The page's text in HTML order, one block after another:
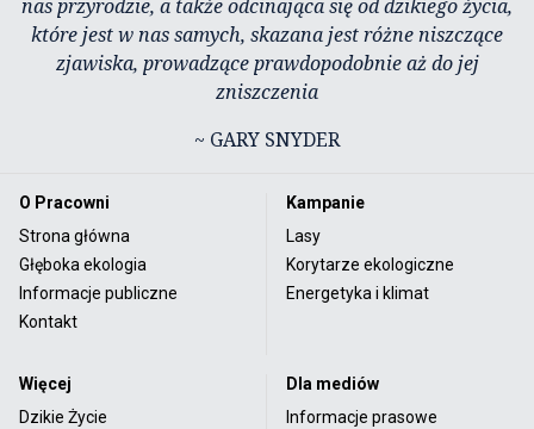
nas przyrodzie, a także odcinająca się od dzikiego życia,
które jest w nas samych, skazana jest różne niszczące
zjawiska, prowadzące prawdopodobnie aż do jej
zniszczenia
~ GARY SNYDER
O Pracowni
Strona główna
Głęboka ekologia
Informacje publiczne
Kontakt
Kampanie
Lasy
Korytarze ekologiczne
Energetyka i klimat
Więcej
Dzikie Życie
Dla mediów
Informacje prasowe